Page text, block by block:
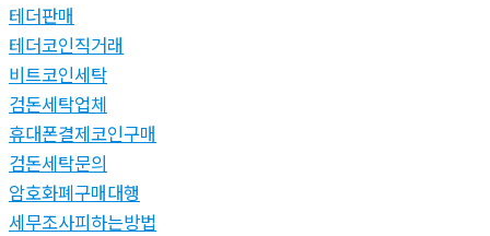
테더판매
테더코인직거래
비트코인세탁
검돈세탁업체
휴대폰결제코인구매
검돈세탁문의
암호화폐구매대행
세무조사피하는방법